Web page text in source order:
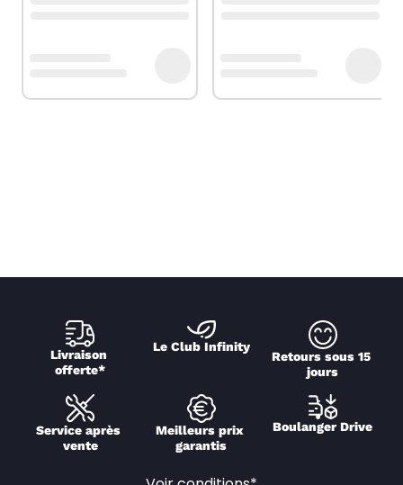
Livraison
offerte*
Le Club Infinity
Retours sous 15
jours
Service après
vente
Meilleurs prix
garantis
Boulanger Drive